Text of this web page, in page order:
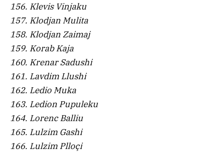
156. Klevis Vinjaku
157. Klodjan Mulita
158. Klodjan Zaimaj
159. Korab Kaja
160. Krenar Sadushi
161. Lavdim Llushi
162. Ledio Muka
163. Ledion Pupuleku
164. Lorenc Balliu
165. Lulzim Gashi
166. Lulzim Plloçi